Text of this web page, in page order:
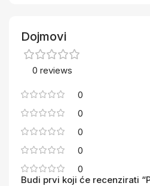
Dojmovi
0 reviews
0
0
0
0
0
Budi prvi koji će recenzirati